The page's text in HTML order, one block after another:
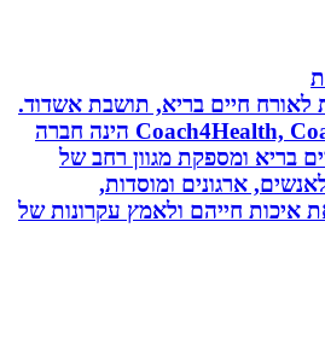
חיים בריא, תושבת אשדוד.
בעלת Coach4Health, Coach4health הינה חברה
ומספקת מגוון רחב של
ארגונים ומוסדות,
חייהם ולאמץ עקרונות של